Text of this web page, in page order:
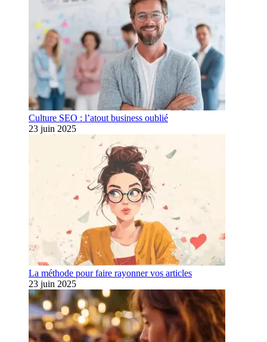
Culture SEO : l’atout business oublié
23 juin 2025
La méthode pour faire rayonner vos articles
23 juin 2025